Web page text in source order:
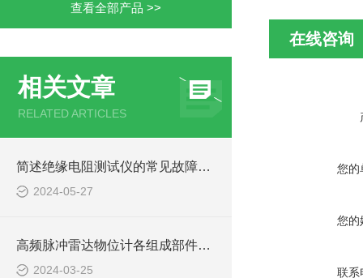
查看全部产品 >>
相关文章
RELATED ARTICLES
简述绝缘电阻测试仪的常见故障相应解决方法
2024-05-27
高频脉冲雷达物位计各组成部件的功能特点分享
2024-03-25
在线咨询
您的
您的
联系